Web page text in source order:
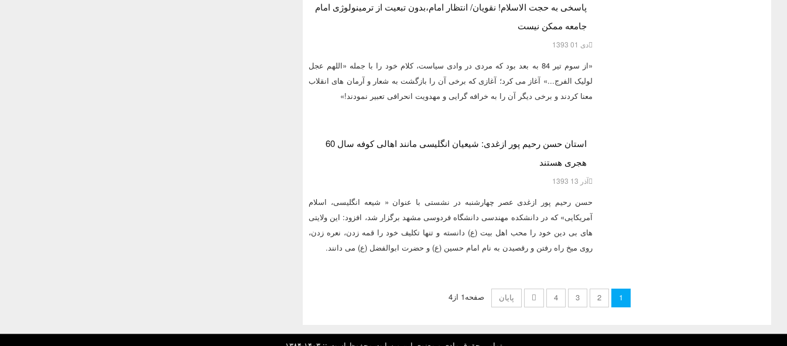
پاسخی به حجت الاسلام! نقویان/ انتظار امام،بدون تبعیت از ترمینولوژی امام
جامعه ممکن نیست
دی 01 1393
«از سوم تیر 84 به بعد بود که مردی در وادی سیاست، کلام خود را با جمله «اللهم عجل
لولیک الفرج...» آغاز می کرد؛ آغازی که برخی آن را بازگشت به شعار و آرمان های انقلاب
معنا کردند و برخی دیگر آن را به خرافه گرایی و مهدویت انحرافی تعبیر نمودند!»
استان حسن رحیم پور ازغدی: شیعیان انگلیسی مانند اهالی کوفه سال 60
هجری هستند
آذر 13 1393
حسن رحیم پور ازغدی عصر چهارشنبه در نشستی با عنوان « شیعه انگلیسی، اسلام
آمریکایی» که در دانشکده مهندسی دانشگاه فردوسی مشهد برگزار شد، افزود: این ولایتی
های بی دین خود را محب اهل بیت (ع) دانسته و تنها تکلیف خود را قمه زدن، نعره زدن،
روی میخ راه رفتن و رقصیدن به نام امام حسین (ع) و حضرت ابوالفضل (ع) می دانند.
صفحه1 از4 1
2
3
4 پایان